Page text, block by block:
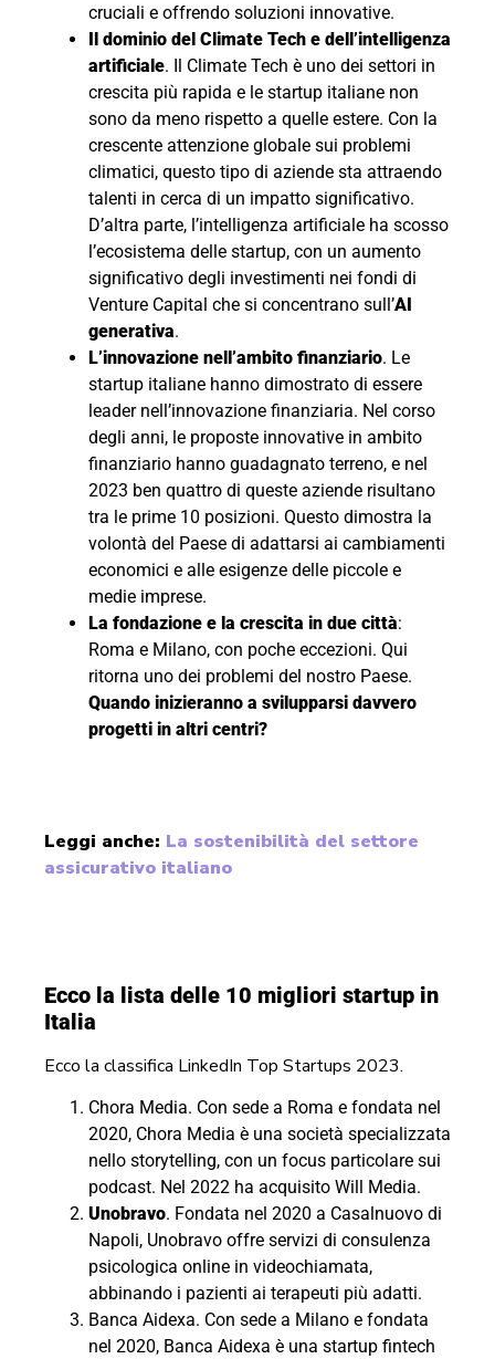
cruciali e offrendo soluzioni innovative.
Il dominio del Climate Tech e dell’intelligenza
artificiale. Il Climate Tech è uno dei settori in
crescita più rapida e le startup italiane non
sono da meno rispetto a quelle estere. Con la
crescente attenzione globale sui problemi
climatici, questo tipo di aziende sta attraendo
talenti in cerca di un impatto significativo.
D’altra parte, l’intelligenza artificiale ha scosso
l’ecosistema delle startup, con un aumento
significativo degli investimenti nei fondi di
Venture Capital che si concentrano sull’AI
generativa.
L’innovazione nell’ambito finanziario. Le
startup italiane hanno dimostrato di essere
leader nell’innovazione finanziaria. Nel corso
degli anni, le proposte innovative in ambito
finanziario hanno guadagnato terreno, e nel
2023 ben quattro di queste aziende risultano
tra le prime 10 posizioni. Questo dimostra la
volontà del Paese di adattarsi ai cambiamenti
economici e alle esigenze delle piccole e
medie imprese.
La fondazione e la crescita in due città:
Roma e Milano, con poche eccezioni. Qui
ritorna uno dei problemi del nostro Paese.
Quando inizieranno a svilupparsi davvero
progetti in altri centri?
Leggi anche: La sostenibilità del settore
assicurativo italiano
Ecco la lista delle 10 migliori startup in
Italia
Ecco la classifica LinkedIn Top Startups 2023.
Chora Media. Con sede a Roma e fondata nel
2020, Chora Media è una società specializzata
nello storytelling, con un focus particolare sui
podcast. Nel 2022 ha acquisito Will Media.
Unobravo. Fondata nel 2020 a Casalnuovo di
Napoli, Unobravo offre servizi di consulenza
psicologica online in videochiamata,
abbinando i pazienti ai terapeuti più adatti.
Banca Aidexa. Con sede a Milano e fondata
nel 2020, Banca Aidexa è una startup fintech